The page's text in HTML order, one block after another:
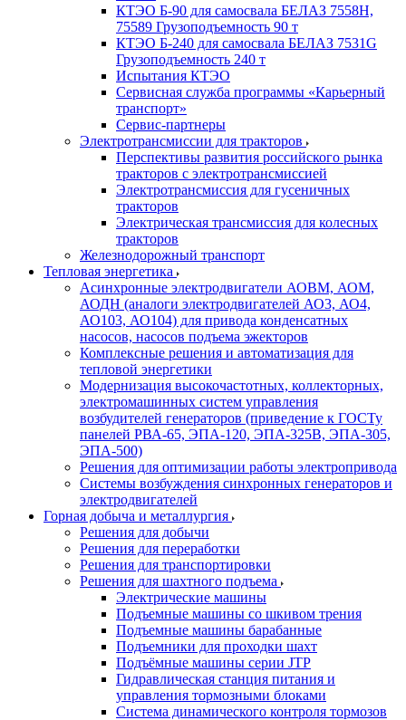
КТЭО Б-90 для самосвала БЕЛАЗ 7558H,
75589 Грузоподъемность 90 т
КТЭО Б-240 для самосвала БЕЛАЗ 7531G
Грузоподъемность 240 т
Испытания КТЭО
Сервисная служба программы «Карьерный
транспорт»
Сервис-партнеры
Электротрансмиссии для тракторов
Перспективы развития российского рынка
тракторов с электротрансмиссией
Электротрансмиссия для гусеничных
тракторов
Электрическая трансмиссия для колесных
тракторов
Железнодорожный транспорт
Тепловая энергетика
Асинхронные электродвигатели АОВМ, АОМ,
АОДН (аналоги электродвигателей АО3, АО4,
АО103, АО104) для привода конденсатных
насосов, насосов подъема эжекторов
Комплексные решения и автоматизация для
тепловой энергетики
Модернизация высокочастотных, коллекторных,
электромашинных систем управления
возбудителей генераторов (приведение к ГОСТу
панелей РВА-65, ЭПА-120, ЭПА-325В, ЭПА-305,
ЭПА-500)
Решения для оптимизации работы электропривода
Системы возбуждения синхронных генераторов и
электродвигателей
Горная добыча и металлургия
Решения для добычи
Решения для переработки
Решения для транспортировки
Решения для шахтного подъема
Электрические машины
Подъемные машины со шкивом трения
Подъемные машины барабанные
Подъемники для проходки шахт
Подъёмные машины серии JTP
Гидравлическая станция питания и
управления тормозными блоками
Система динамического контроля тормозов